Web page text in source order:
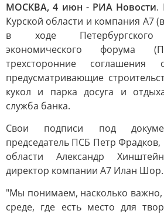
МОСКВА, 4 июн - РИА Новости.
Курской области и компания А7
в ходе Петербургского
экономического форума
трехсторонние соглашения
предусматривающие
кукол и парка досуга и
служба банка.
Свои подписи под
председатель ПСБ Петр Фрадков,
области Александр
директор компании А7 Илан Шор.
"Мы понимаем, насколько
среде, где есть место для